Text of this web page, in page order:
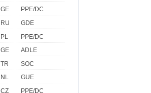
GE
PPE/DC
RU
GDE
PL
PPE/DC
GE
ADLE
TR
SOC
NL
GUE
CZ
PPE/DC